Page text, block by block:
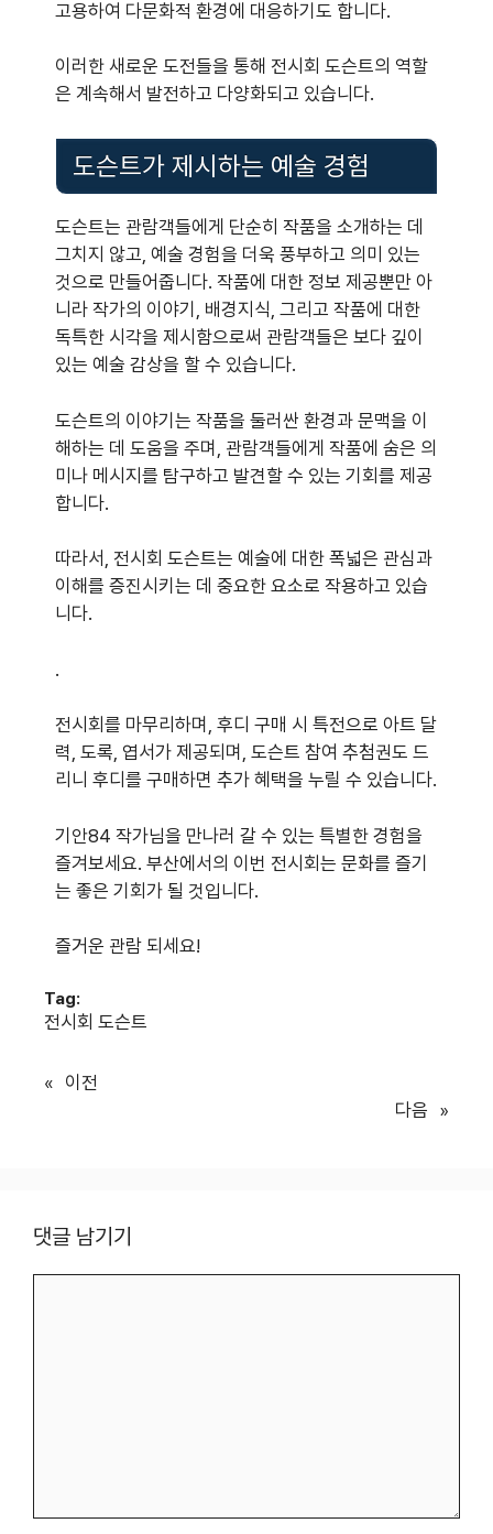
고용하여 다문화적 환경에 대응하기도 합니다.
이러한 새로운 도전들을 통해 전시회 도슨트의 역할
은 계속해서 발전하고 다양화되고 있습니다.
도슨트가 제시하는 예술 경험
도슨트는 관람객들에게 단순히 작품을 소개하는 데
그치지 않고, 예술 경험을 더욱 풍부하고 의미 있는
것으로 만들어줍니다. 작품에 대한 정보 제공뿐만 아
니라 작가의 이야기, 배경지식, 그리고 작품에 대한
독특한 시각을 제시함으로써 관람객들은 보다 깊이
있는 예술 감상을 할 수 있습니다.
도슨트의 이야기는 작품을 둘러싼 환경과 문맥을 이
해하는 데 도움을 주며, 관람객들에게 작품에 숨은 의
미나 메시지를 탐구하고 발견할 수 있는 기회를 제공
합니다.
따라서, 전시회 도슨트는 예술에 대한 폭넓은 관심과
이해를 증진시키는 데 중요한 요소로 작용하고 있습
니다.
.
전시회를 마무리하며, 후디 구매 시 특전으로 아트 달
력, 도록, 엽서가 제공되며, 도슨트 참여 추첨권도 드
리니 후디를 구매하면 추가 혜택을 누릴 수 있습니다.
기안84 작가님을 만나러 갈 수 있는 특별한 경험을
즐겨보세요. 부산에서의 이번 전시회는 문화를 즐기
는 좋은 기회가 될 것입니다.
즐거운 관람 되세요!
Tag:
전시회 도슨트
« 이전
다음 »
댓글 남기기